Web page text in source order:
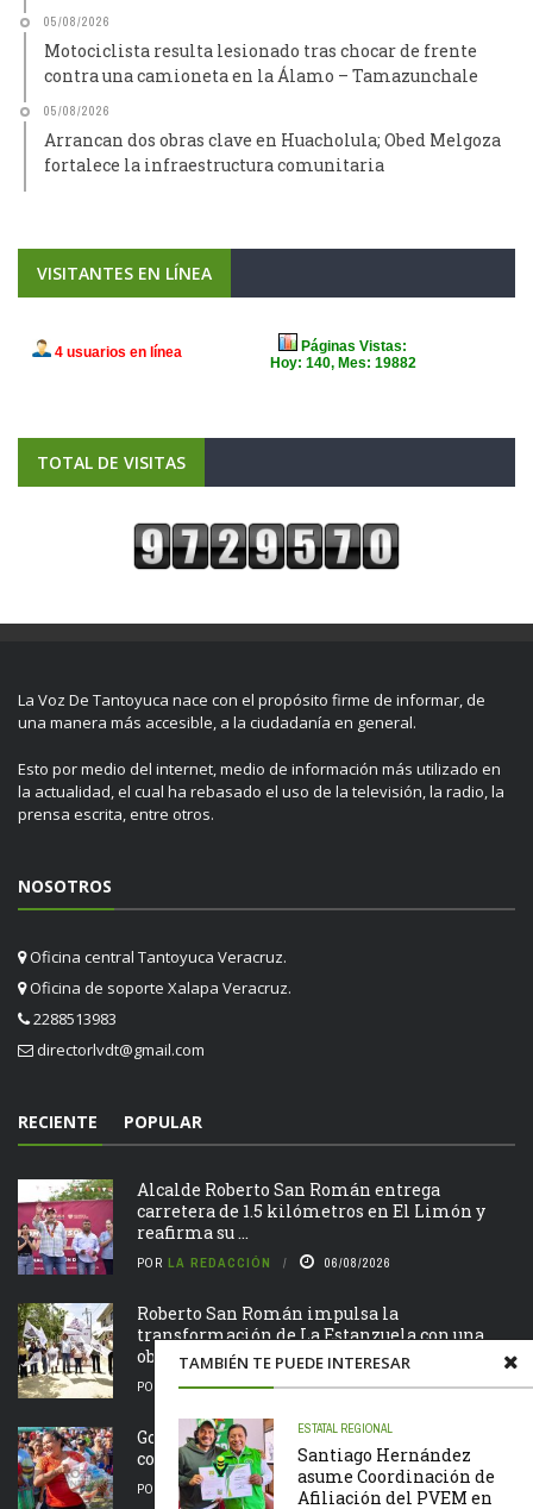
TAMBIÉN TE PUEDE INTERESAR
ESTATAL REGIONAL
Santiago Hernández
asume Coordinación de
Afiliación del PVEM en
05/08/2026
Motociclista resulta lesionado tras chocar de frente
contra una camioneta en la Álamo – Tamazunchale
05/08/2026
Arrancan dos obras clave en Huacholula; Obed Melgoza
fortalece la infraestructura comunitaria
VISITANTES EN LÍNEA
TOTAL DE VISITAS
La Voz De Tantoyuca nace con el propósito firme de informar, de
una manera más accesible, a la ciudadanía en general.
Esto por medio del internet, medio de información más utilizado en
la actualidad, el cual ha rebasado el uso de la televisión, la radio, la
prensa escrita, entre otros.
NOSOTROS
Oficina central Tantoyuca Veracruz.
Oficina de soporte Xalapa Veracruz.
2288513983
directorlvdt@gmail.com
RECIENTE POPULAR
Alcalde Roberto San Román entrega
carretera de 1.5 kilómetros en El Limón y
reafirma su ...
POR LA REDACCIÓN 06/08/2026
Roberto San Román impulsa la
transformación de La Estanzuela con una
obra que salda una ...
POR LA REDACCIÓN 06/08/2026
Gobierno de Chontla apoya a familias de la
comunidad de San Juan
POR LA REDACCIÓN 05/08/2026